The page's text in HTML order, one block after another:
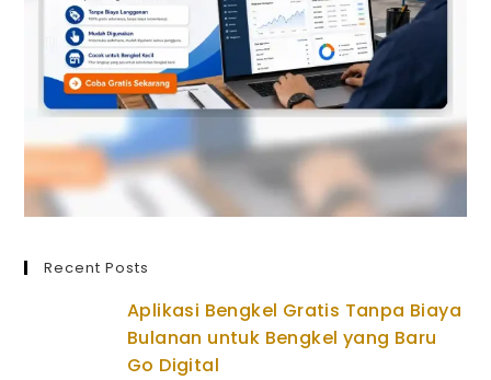
Recent Posts
Aplikasi Bengkel Gratis Tanpa Biaya
Bulanan untuk Bengkel yang Baru
Go Digital